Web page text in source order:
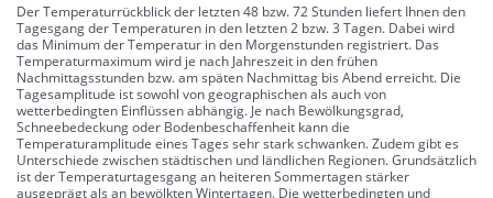
Der Temperaturrückblick der letzten 48 bzw. 72 Stunden liefert Ihnen den
Tagesgang der Temperaturen in den letzten 2 bzw. 3 Tagen. Dabei wird
das Minimum der Temperatur in den Morgenstunden registriert. Das
Temperaturmaximum wird je nach Jahreszeit in den frühen
Nachmittagsstunden bzw. am späten Nachmittag bis Abend erreicht. Die
Tagesamplitude ist sowohl von geographischen als auch von
wetterbedingten Einflüssen abhängig. Je nach Bewölkungsgrad,
Schneebedeckung oder Bodenbeschaffenheit kann die
Temperaturamplitude eines Tages sehr stark schwanken. Zudem gibt es
Unterschiede zwischen städtischen und ländlichen Regionen. Grundsätzlich
ist der Temperaturtagesgang an heiteren Sommertagen stärker
ausgeprägt als an bewölkten Wintertagen. Die wetterbedingten und